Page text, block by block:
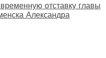
отставку главы
Александра